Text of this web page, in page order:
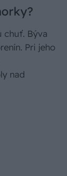
chuť. Býva
Pri jeho
nad